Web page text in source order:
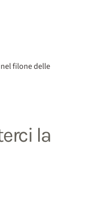
filone delle
la